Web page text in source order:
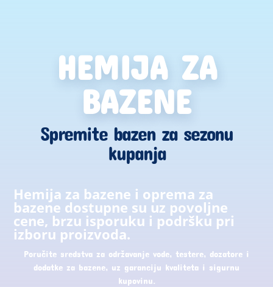
HEMIJA ZA
BAZENE
Spremite bazen za sezonu
kupanja
Hemija za bazene i oprema za
bazene dostupne su uz povoljne
cene, brzu isporuku i podršku pri
izboru proizvoda.
Poručite sredstva za održavanje vode, testere, dozatore i
dodatke za bazene, uz garanciju kvaliteta i sigurnu
kupovinu.